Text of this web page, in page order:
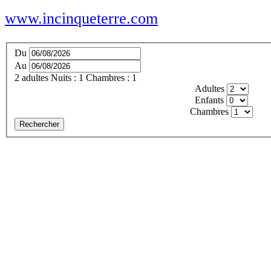
www.incinqueterre.com
Du
Au
2 adultes Nuits : 1 Chambres : 1
Adultes
Enfants
Chambres
Rechercher